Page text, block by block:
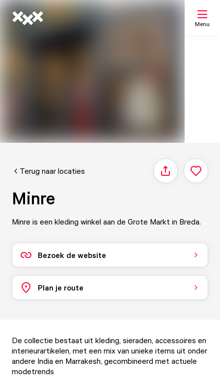
Menu
Terug naar locaties Delen
Minre
Minre is een kleding winkel aan de Grote Markt in Breda.
Bezoek de website
Plan je route
De collectie bestaat uit kleding, sieraden, accessoires en
interieurartikelen, met een mix van unieke items uit onder
andere India en Marrakesh, gecombineerd met actuele
modetrends